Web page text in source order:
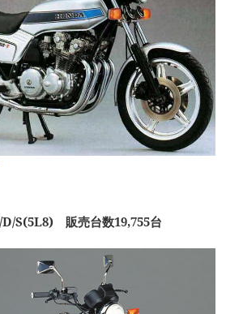
S(5L8) 販売台数19,755台